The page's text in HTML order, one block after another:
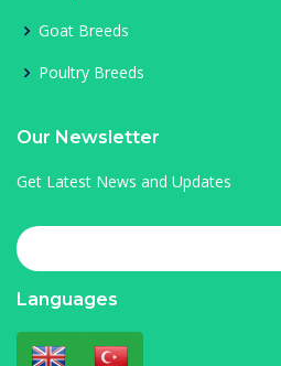
Goat Breeds
Poultry Breeds
Our Newsletter
Get Latest News and Updates
Languages